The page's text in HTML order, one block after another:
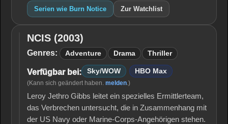
Serien wie Burn Notice Zur Watchlist
NCIS
(2003)
NCIS (2003)
Genres: Adventure Drama Thriller
Verfügbar bei: Sky/WOW HBO Max
(Kann sich geändert haben. melden.)
Leroy Jethro Gibbs leitet ein spezielles Ermittlerteam,
das Verbrechen untersucht, die in Zusammenhang mit
der US Navy oder Marine-Corps-Angehörigen stehen.